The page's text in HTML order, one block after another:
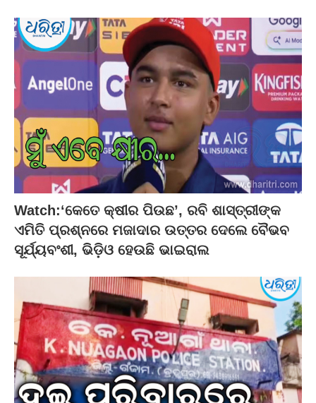
Watch:‘କେତେ କ୍ଷୀର ପିଉଛ’, ରବି ଶାସ୍ତ୍ରୀଙ୍କ
ଏମିତି ପ୍ରଶ୍ନରେ ମଜାଦାର ଉତ୍ତର ଦେଲେ ବୈଭବ
ସୂର୍ଯ୍ୟବଂଶୀ, ଭିଡ଼ିଓ ହେଉଛି ଭାଇରାଲ